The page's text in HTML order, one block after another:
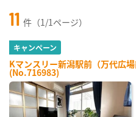
11 件（1/1ページ）
キャンペーン
Kマンスリー新潟駅前（万代広
(No.716983)